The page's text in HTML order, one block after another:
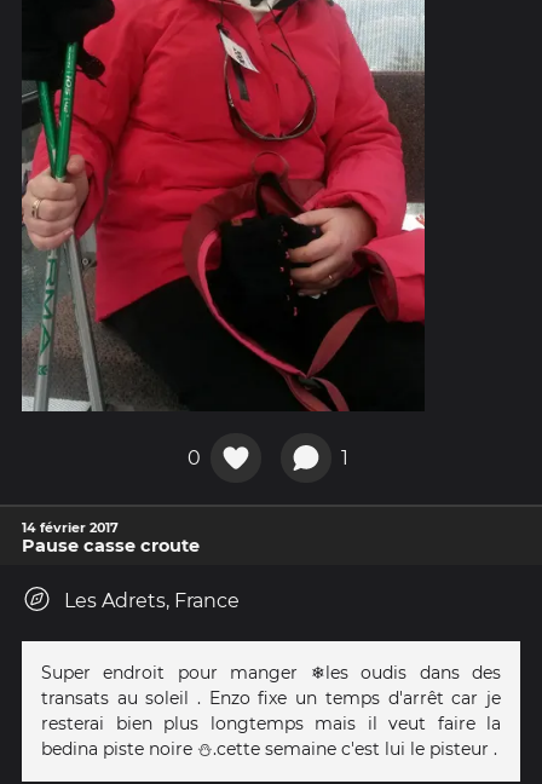
0 1
14 février 2017
Pause casse croute
Les Adrets, France
Super endroit pour manger ❄les oudis dans des
transats au soleil . Enzo fixe un temps d'arrêt car je
resterai bien plus longtemps mais il veut faire la
bedina piste noire ⛄.cette semaine c'est lui le pisteur .